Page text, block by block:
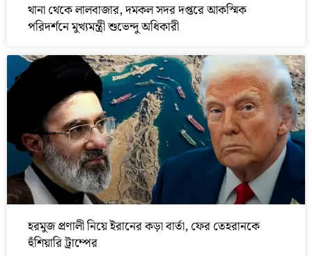
থানা থেকে লালবাজার, দমকল সদর দপ্তরে আকস্মিক
পরিদর্শনে মুখ্যমন্ত্রী শুভেন্দু অধিকারী
হরমুজ প্রণালী নিয়ে ইরানের কড়া বার্তা, ফের তেহরানকে
হুঁশিয়ারি ট্রাম্পের